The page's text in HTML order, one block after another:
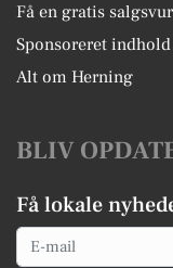
Få en gratis
Sponsoreret indhold
Alt om Herning
BLIV
Få lokale
Email